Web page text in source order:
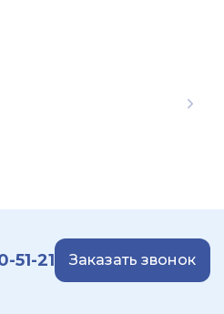
51-21 Заказать звонок